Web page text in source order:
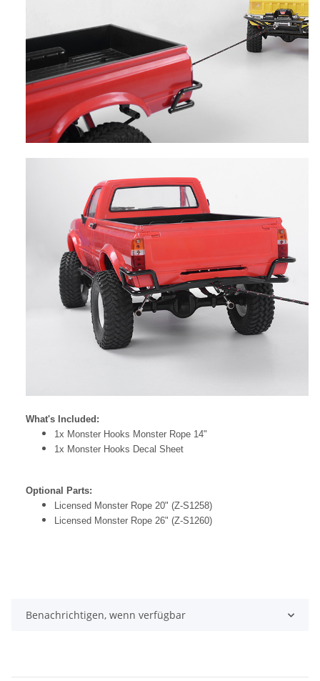
What's Included:
1x Monster Hooks Monster Rope 14"
1x Monster Hooks Decal Sheet
Optional Parts:
Licensed Monster Rope 20" (Z-S1258)
Licensed Monster Rope 26" (Z-S1260)
Benachrichtigen, wenn verfügbar